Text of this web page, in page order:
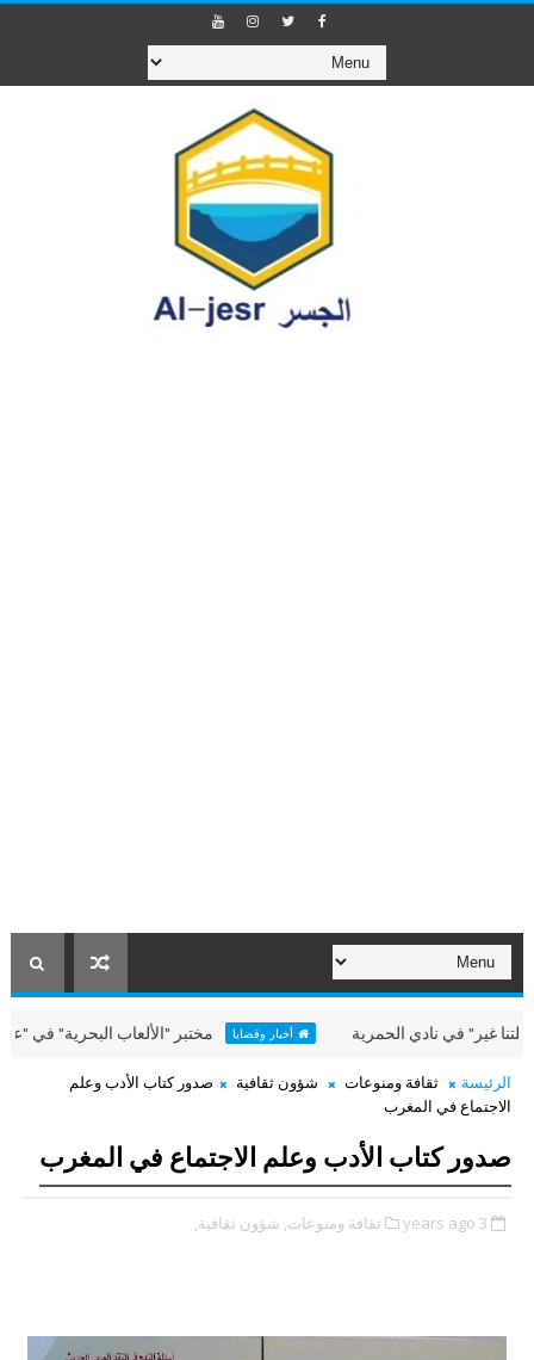
في نادي الحمرية أخبار وقضايا مختبر "الألعاب البحرية" في "عطلتنا
الرئيسة ثقافة ومنوعات شؤون ثقافية
صدور كتاب الأدب وعلم
الاجتماع في المغرب
صدور كتاب الأدب وعلم الاجتماع في المغرب
3 years ago ثقافة ومنوعات, شؤون ثقافية,